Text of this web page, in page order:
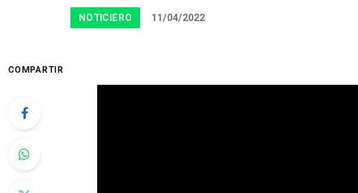
NOTICIERO 11/04/2022
COMPARTIR